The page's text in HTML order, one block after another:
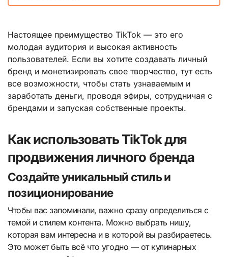
Настоящее преимущество TikTok — это его
молодая аудитория и высокая активность
пользователей. Если вы хотите создавать личный
бренд и монетизировать свое творчество, тут есть
все возможности, чтобы стать узнаваемым и
заработать деньги, проводя эфиры, сотрудничая с
брендами и запуская собственные проекты.
Как использовать TikTok для
продвижения личного бренда
Создайте уникальный стиль и
позиционирование
Чтобы вас запоминали, важно сразу определиться с
темой и стилем контента. Можно выбрать нишу,
которая вам интересна и в которой вы разбираетесь.
Это может быть всё что угодно — от кулинарных